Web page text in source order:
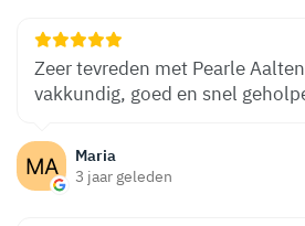
Maria
3 jaar geleden
Zeer tevreden met Pearle
vakkundig, goed en snel